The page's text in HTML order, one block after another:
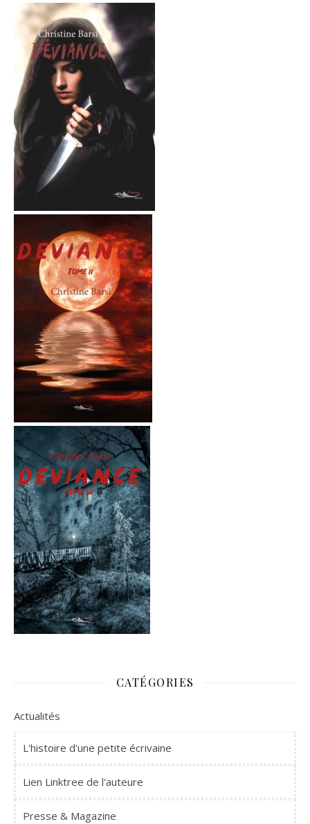
CATÉGORIES
Actualités
L'histoire d'une petite écrivaine
Lien Linktree de l'auteure
Presse & Magazine